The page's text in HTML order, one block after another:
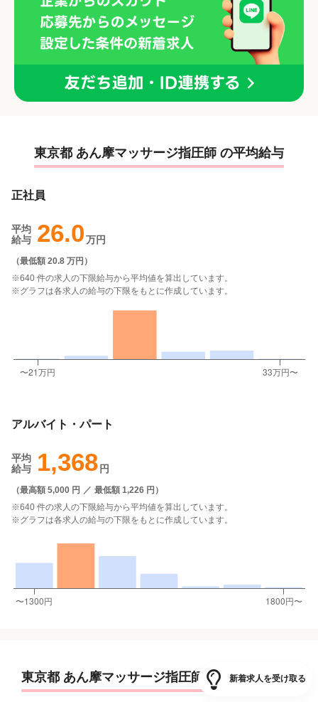
東京都 あん摩マッサージ指圧師 の平均給与
正社員
平均
給与 26.0万円
（最低額 20.8 万円 ）
※640 件の求人の下限給与から平均値を算出しています。
※グラフは各求人の給与の下限をもとに作成しています。
アルバイト・パート
平均
給与
1,368円
（最高額 5,000 円 ／ 最低額 1,226 円 ）
※640 件の求人の下限給与から平均値を算出しています。
※グラフは各求人の給与の下限をもとに作成しています。
東京都 あん摩マッサージ指圧師 の求人数の推移
新着求人を受け取る